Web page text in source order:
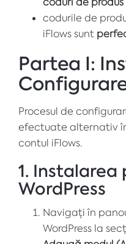
codurile de
iFlows sunt
Partea I:
Procesul de
efectuate alternativ în
contul iFlows.
1. Instalarea
WordPress
Navigați în
WordPress la